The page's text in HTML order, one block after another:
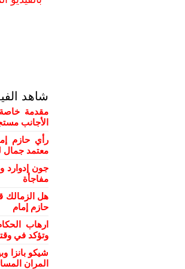
شاهد
مقدمة
الأجانب
رأي حازم
معتمد جمال
جون إدوارد
مفاجأة
هل الزمالك
حازم إمام
ارهاب
وتؤكد في
شيكو بانزا
المران